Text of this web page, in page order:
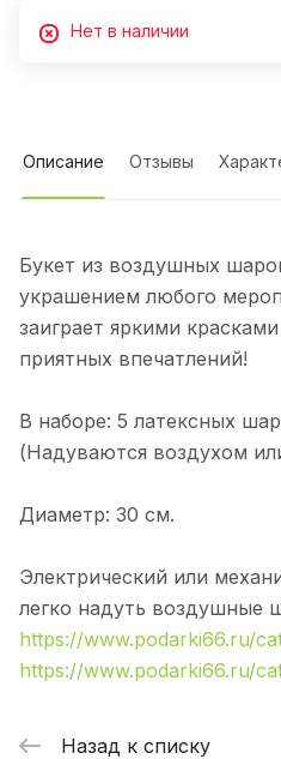
Нет в наличии
Описание Отзывы
Букет из воздушных
украшением любого
заиграет яркими
приятных впечатлений!
В наборе: 5 латексных
(Надуваются воздухом
Диаметр: 30 см.
Электрический или
легко надуть воздушные
https://www.podarki66.ru/
https://www.podarki66.ru/
Назад к списку